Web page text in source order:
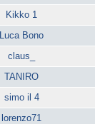
Kikko 1
Luca Bono
claus_
TANIRO
simo il 4
lorenzo71